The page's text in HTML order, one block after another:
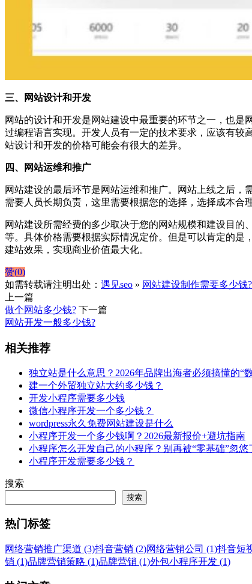
三、网站设计和开发
网站的设计和开发是网站建设中最重要的环节之一，也
过编程语言实现。开发人员有一定的技术要求，应该有较
站设计和开发的价格可能会有很大的差异。
四、网站运维和推广
网站建设的最后环节是网站运维和推广。网站上线之后
需要人员长期负责，这里需要根据您的选择，选择成本合
网站建设所需经费的多少取决于您的网站规模和建设目
等。具体价格需要根据实际情况定价。但是可以肯定的
建站效果，实现商业价值最大化。
赞(0)
如需转载请注明出处： 遇见seo » 网站建设制作需要多少钱?
上一篇
做个网站多少钱? 下一篇
网站开发一般多少钱?
相关推荐
独立站是什么意思？2026年品牌出海者必须搞懂的“
建一个外贸独立站大约多少钱？
开发小程序需要多少钱
微信小程序开发一个多少钱？
wordpress永久免费网站建设是什么
小程序开发一个多少钱啊？2026最新报价+避坑指南
小程序怎么开发自己的小程序？别再被“零基础”忽悠
小程序开发需要多少钱？
搜索
搜索
热门标签
网络营销推广渠道 (3)抖音营销 (2)网络营销公司 (1)抖音短
销 (1)品牌营销策略 (1)品牌营销 (1)外包小程序开发 (1)